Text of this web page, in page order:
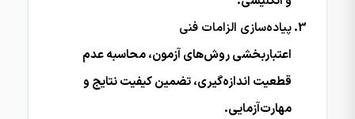
پیاده‌سازی الزامات فنی
اعتباربخشی روش‌های آزمون، محاسبه عدم
قطعیت اندازه‌گیری، تضمین کیفیت نتایج و
مهارت‌آزمایی.